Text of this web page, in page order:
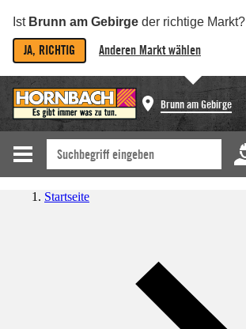
Ist Brunn am Gebirge der richtige Markt?
JA, RICHTIG Anderen Markt wählen
Brunn am Gebirge
Startseite